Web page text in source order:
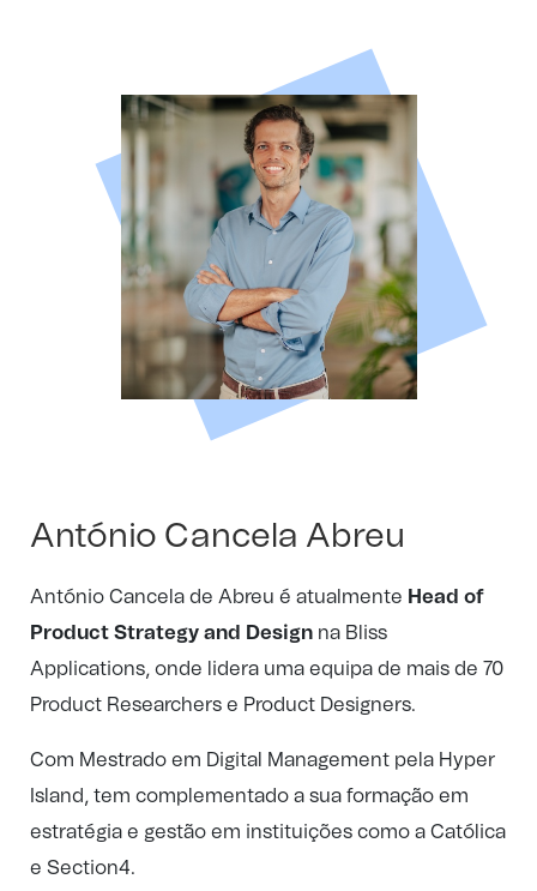
António Cancela Abreu
António Cancela de Abreu é atualmente Head of
Product Strategy and Design na Bliss
Applications, onde lidera uma equipa de mais de 70
Product Researchers e Product Designers.
Com Mestrado em Digital Management pela Hyper
Island, tem complementado a sua formação em
estratégia e gestão em instituições como a Católica
e Section4.